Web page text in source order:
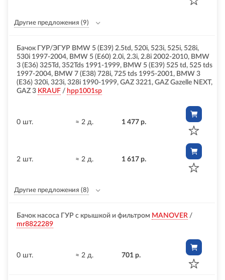
Другие предложения (9)
Бачок ГУР/ЭГУР BMW 5 (E39) 2.5td, 520i, 523i, 525i, 528i,
530i 1997-2004, BMW 5 (E60) 2.0i, 2.3i, 2.8i 2002-2010, BMW
3 (E36) 325Td, 352Tds 1991-1999, BMW 5 (E39) 525 td, 525 tds
1997-2004, BMW 7 (E38) 728i, 725 tds 1995-2001, BMW 3
(E36) 320i, 323i, 328i 1990-1999, GAZ 3221, GAZ Gazelle NEXT,
GAZ 3 KRAUF / hpp1001sp
0 шт. ≈ 2 д. 1 477 р.
2 шт. ≈ 2 д. 1 617 р.
Другие предложения (8)
Бачок насоса ГУР с крышкой и фильтром MANOVER /
mr8822289
0 шт. ≈ 2 д. 701 р.